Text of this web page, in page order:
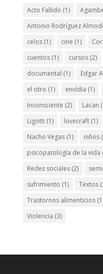
Acto Fallido (1)
Antonio Rodríguez
celos(1) cine (1)
cuentos(1) cursos(2)
documental (1) Edgar
el otro (1) envídia (1)
Inconsciente (2) Lacan
Ligotti (1) lovecraft(1)
Nacho Vegas(1) niños
psicopatología de la vida
Redes sociales(2)
sufrimiento (1) Textos
Trastornos alimenticios
Violencia (3)